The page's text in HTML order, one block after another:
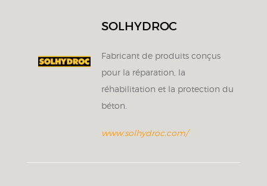
SOLHYDROC
Fabricant de produits conçus
pour la réparation, la
réhabilitation et la protection du
béton.
www.solhydroc.com/